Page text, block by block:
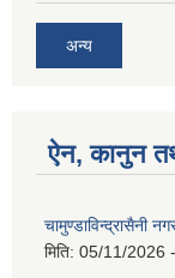
अन्य
ऐन, कानुन
चामुण्डाविन्द्रासैनी
मिति: 05/11/2026